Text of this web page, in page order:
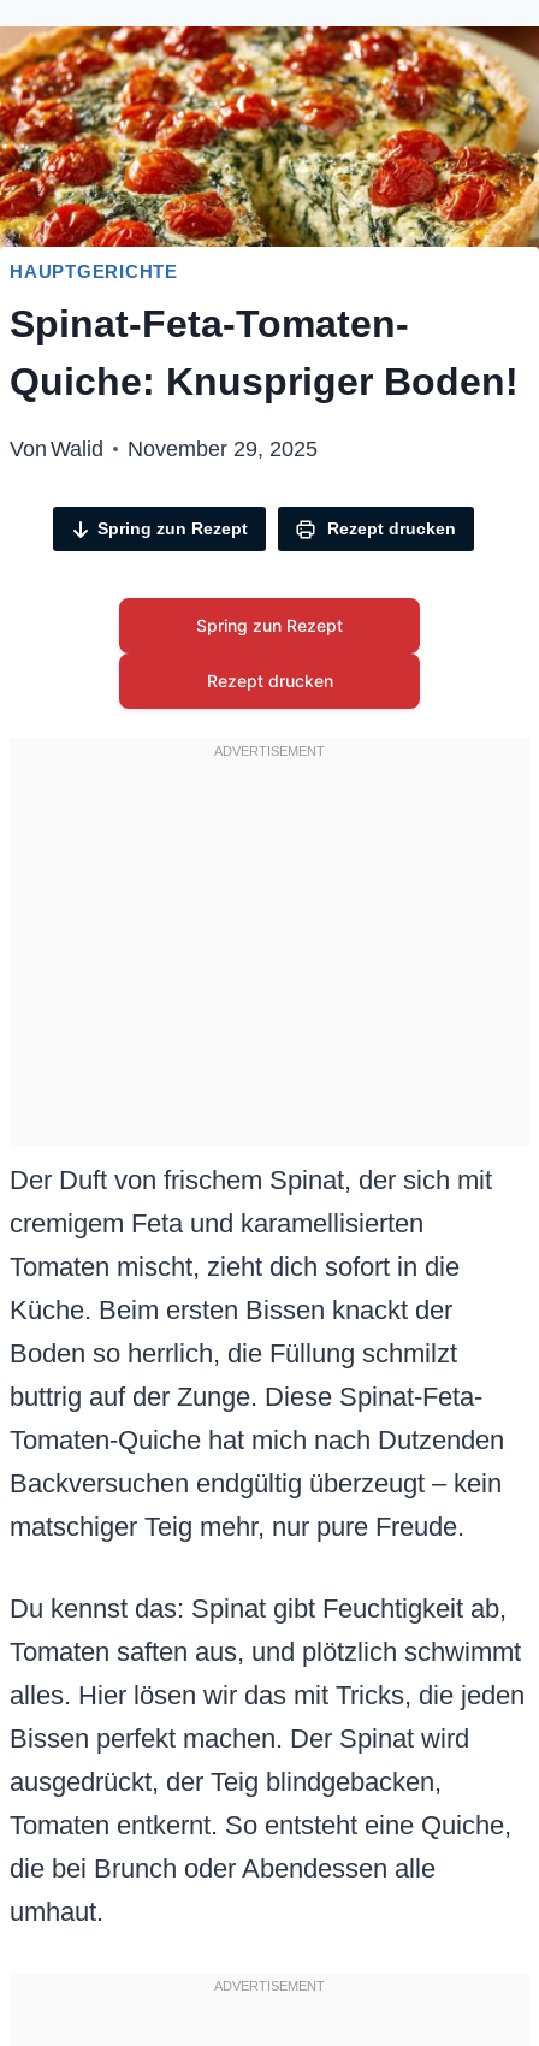
HAUPTGERICHTE
Spinat-Feta-Tomaten-
Quiche: Knuspriger Boden!
Von Walid November 29, 2025
Spring zun Rezept Rezept drucken
Spring zun Rezept
Rezept drucken
Der Duft von frischem Spinat, der sich mit
cremigem Feta und karamellisierten
Tomaten mischt, zieht dich sofort in die
Küche. Beim ersten Bissen knackt der
Boden so herrlich, die Füllung schmilzt
buttrig auf der Zunge. Diese Spinat-Feta-
Tomaten-Quiche hat mich nach Dutzenden
Backversuchen endgültig überzeugt – kein
matschiger Teig mehr, nur pure Freude.
Du kennst das: Spinat gibt Feuchtigkeit ab,
Tomaten saften aus, und plötzlich schwimmt
alles. Hier lösen wir das mit Tricks, die jeden
Bissen perfekt machen. Der Spinat wird
ausgedrückt, der Teig blindgebacken,
Tomaten entkernt. So entsteht eine Quiche,
die bei Brunch oder Abendessen alle
umhaut.